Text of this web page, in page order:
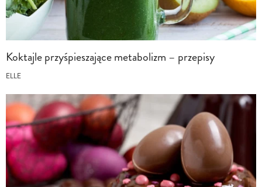
Koktajle przyśpieszające metabolizm – przepisy
ELLE